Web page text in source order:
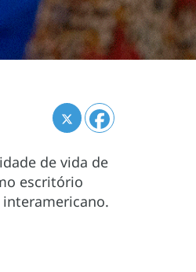
de vida de
escritório
interamericano.